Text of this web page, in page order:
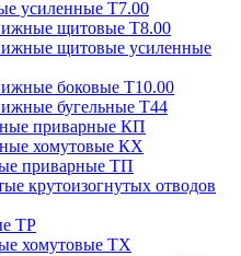
усиленные Т7.00
щитовые Т8.00
щитовые усиленные
боковые Т10.00
бугельные Т44
приварные КП
хомутовые КХ
приварные ТП
крутоизогнутых отводов
ТР
хомутовые ТХ